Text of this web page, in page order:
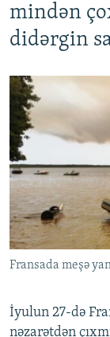
mindən
didərgin
Fransada meşə
İyulun 27-də
nəzarətdən